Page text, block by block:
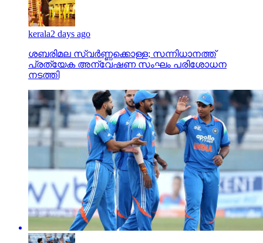
kerala2 days ago
ശബരിമല സ്വര്‍ണ്ണക്കൊള്ള; സന്നിധാനത്ത്
നടത്തി